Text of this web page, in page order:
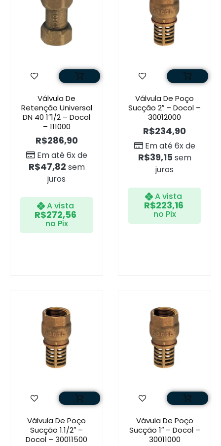
Válvula De
Retenção Universal
DN 40 1″1/2 – Docol
– 111000
R$286,90
Em até 6x de
R$47,82 sem
juros
A vista
R$272,56
no Pix
Válvula De Poço
Sucção 2″ – Docol –
30012000
R$234,90
Em até 6x de
R$39,15 sem
juros
A vista
R$223,16
no Pix
Válvula De Poço
Sucção 1.1/2″ –
Docol – 30011500
Vávula De Poço
Sucção 1″ – Docol –
30011000